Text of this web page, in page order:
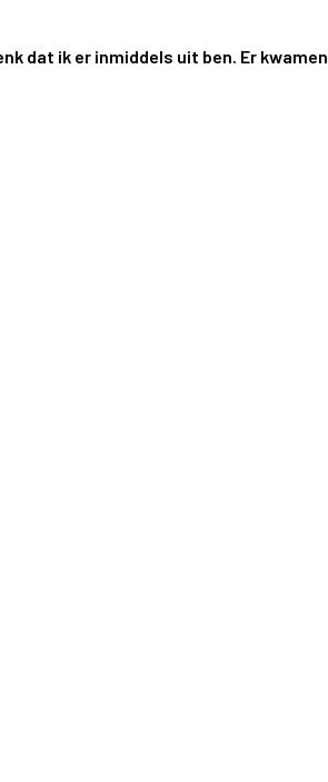
dat ik er inmiddels uit ben. Er kwamen